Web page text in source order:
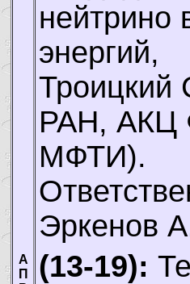
А
П
нейтрино
энергий,
Троицкий
РАН, АКЦ
МФТИ).
Эркенов
(13-19):